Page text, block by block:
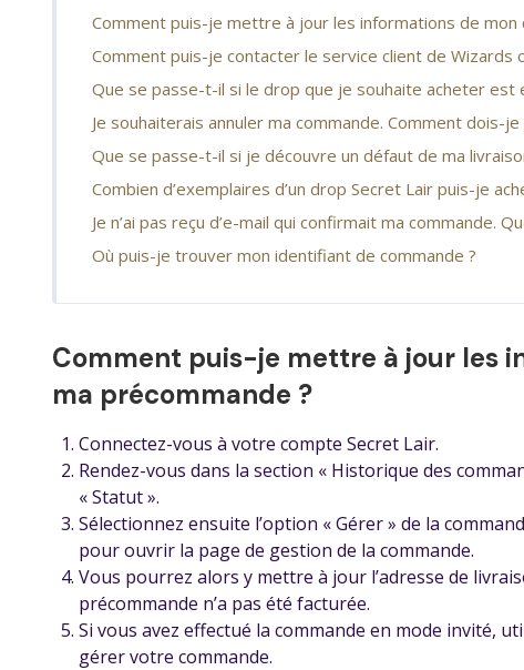
Comment puis-je mettre à jour les informations de mon
Comment puis-je contacter le service client de Wizards
Que se passe-t-il si le drop que je souhaite acheter est
Je souhaiterais annuler ma commande. Comment dois-
Que se passe-t-il si je découvre un défaut de ma
Combien d’exemplaires d’un drop Secret Lair puis-je
Je n’ai pas reçu d’e-mail qui confirmait ma commande.
Où puis-je trouver mon identifiant de commande ?
Comment puis-je mettre à jour les
ma précommande ?
Connectez-vous à votre compte Secret Lair.
Rendez-vous dans la section « Historique des
« Statut ».
Sélectionnez ensuite l’option « Gérer » de la
pour ouvrir la page de gestion de la commande.
Vous pourrez alors y mettre à jour l’adresse de
précommande n’a pas été facturée.
Si vous avez effectué la commande en mode invité,
gérer votre commande.